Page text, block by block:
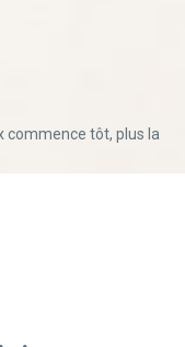
commence tôt, plus la